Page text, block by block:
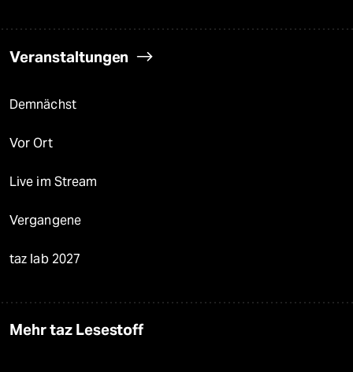
Veranstaltungen
Demnächst
Vor Ort
Live im Stream
Vergangene
taz lab 2027
Mehr taz Lesestoff